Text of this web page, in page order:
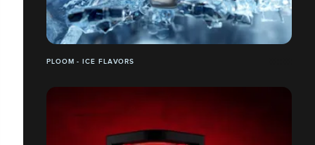
PLOOM - ICE FLAVORS